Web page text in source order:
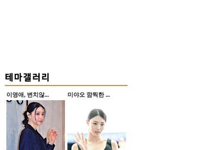
이영애, 변치않... 미야오 깜찍한 ...